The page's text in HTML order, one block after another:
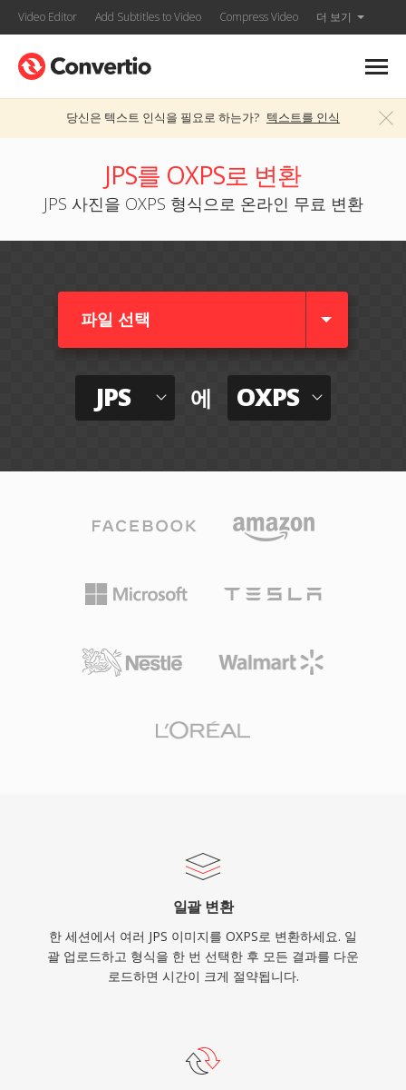
Video Editor Add Subtitles to Video Compress Video 더 보기
당신은 텍스트 인식을 필요로 하는가? 텍스트를 인식
JPS를 OXPS로 변환
JPS 사진을 OXPS 형식으로 온라인 무료 변환
파일 선택
JPS 에 OXPS
일괄 변환
한 세션에서 여러 JPS 이미지를 OXPS로 변환하세요. 일
괄 업로드하고 형식을 한 번 선택한 후 모든 결과를 다운
로드하면 시간이 크게 절약됩니다.